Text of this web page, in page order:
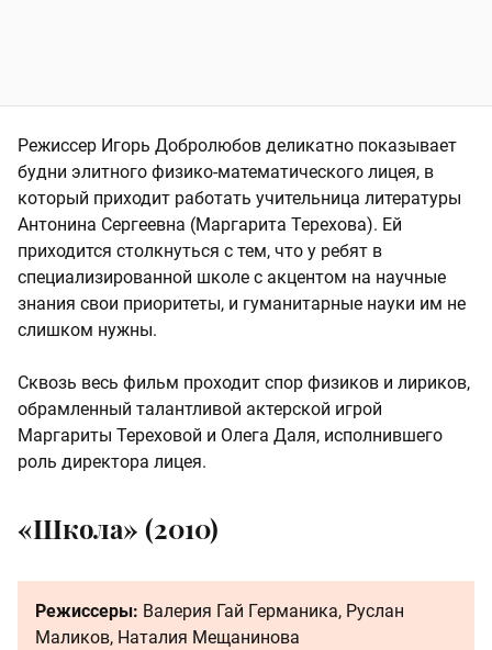
Режиссер Игорь Добролюбов деликатно показывает
будни элитного физико-математического лицея, в
который приходит работать учительница литературы
Антонина Сергеевна (Маргарита Терехова). Ей
приходится столкнуться с тем, что у ребят в
специализированной школе с акцентом на научные
знания свои приоритеты, и гуманитарные науки им не
слишком нужны.
Сквозь весь фильм проходит спор физиков и лириков,
обрамленный талантливой актерской игрой
Маргариты Тереховой и Олега Даля, исполнившего
роль директора лицея.
«Школа» (2010)
Режиссеры: Валерия Гай Германика, Руслан
Маликов, Наталия Мещанинова